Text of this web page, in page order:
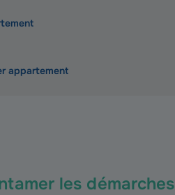
appartement
les démarches